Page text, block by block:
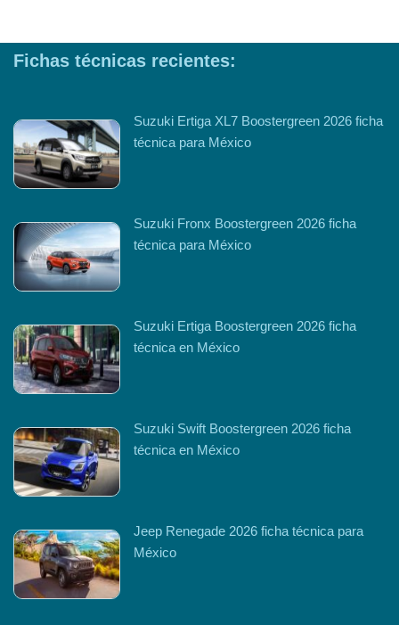
Fichas técnicas recientes:
Suzuki Ertiga XL7 Boostergreen 2026 ficha
técnica para México
Suzuki Fronx Boostergreen 2026 ficha
técnica para México
Suzuki Ertiga Boostergreen 2026 ficha
técnica en México
Suzuki Swift Boostergreen 2026 ficha
técnica en México
Jeep Renegade 2026 ficha técnica para
México